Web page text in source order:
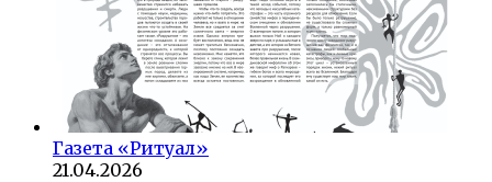
Газета «Ритуал»
21.04.2026